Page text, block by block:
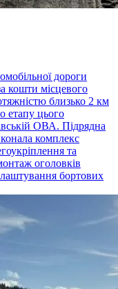
дороги
кошти місцевого
близько 2 км
етапу цього
ОВА. Підрядна
комплекс
та
оголовків
бортових